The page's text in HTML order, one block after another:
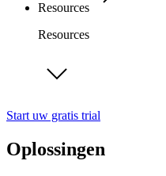
Resources
Resources
Start uw gratis trial
Oplossingen